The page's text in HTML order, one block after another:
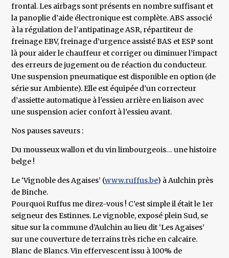
frontal. Les airbags sont présents en nombre suffisant et
la panoplie d’aide électronique est complète. ABS associé
à la régulation de l’antipatinage ASR, répartiteur de
freinage EBV, freinage d’urgence assisté BAS et ESP sont
là pour aider le chauffeur et corriger ou diminuer l’impact
des erreurs de jugement ou de réaction du conducteur.
Une suspension pneumatique est disponible en option (de
série sur Ambiente). Elle est équipée d’un correcteur
d’assiette automatique à l’essieu arrière en liaison avec
une suspension acier confort à l’essieu avant.
Nos pauses saveurs :
Du mousseux wallon et du vin limbourgeois… une histoire
belge !
Le ‘Vignoble des Agaises’ (www.ruffus.be) à Aulchin près
de Binche.
Pourquoi Ruffus me direz-vous ! C’est simple il était le 1er
seigneur des Estinnes. Le vignoble, exposé plein Sud, se
situe sur la commune d’Aulchin au lieu dit ‘Les Agaises’
sur une couverture de terrains très riche en calcaire.
Blanc de Blancs. Vin effervescent issu à 100% de